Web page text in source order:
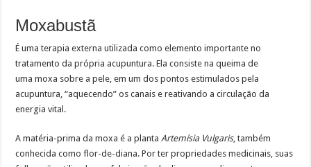
Moxabustã
É uma terapia externa utilizada como elemento importante no
tratamento da própria acupuntura. Ela consiste na queima de
uma moxa sobre a pele, em um dos pontos estimulados pela
acupuntura, “aquecendo” os canais e reativando a circulação da
energia vital.
A matéria-prima da moxa é a plantaArtemísia Vulgaris, também
conhecida como flor-de-diana. Por ter propriedades medicinais, suas